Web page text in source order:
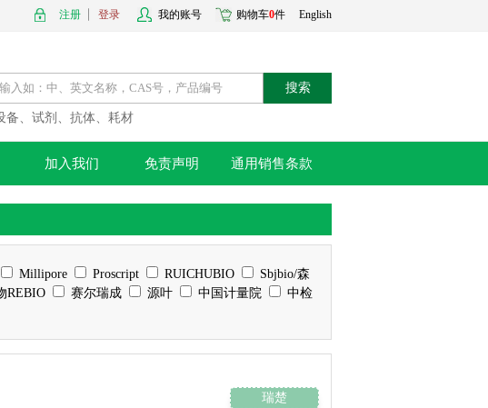
注册 登录 我的账号 购物车0件 English
搜索
备、试剂、抗体、耗材
加入我们 免责声明 通用销售条款
Millipore Proscript RUICHUBIO
Sbjbio/森
REBIO 赛尔瑞成 源叶 中国计量院
中检
瑞楚